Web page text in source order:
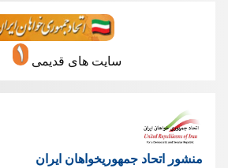
سایت های قدیمی
منشور اتحاد جمهوریخواهان ایران